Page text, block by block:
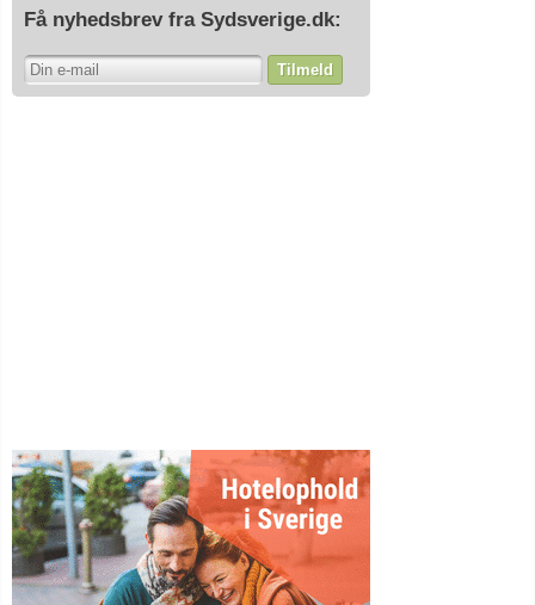
Få nyhedsbrev fra Sydsverige.dk:
Tilmeld